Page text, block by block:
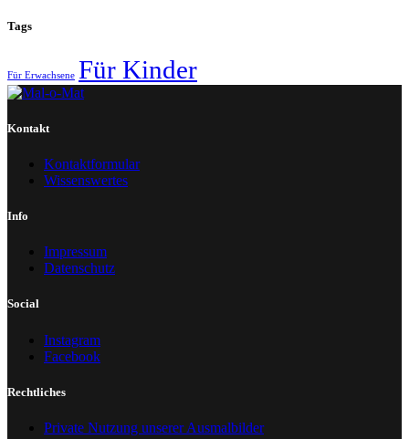
Tags
Für Erwachsene Für Kinder
Kontakt
Kontaktformular
Wissenswertes
Info
Impressum
Datenschutz
Social
Instagram
Facebook
Rechtliches
Private Nutzung unserer Ausmalbilder